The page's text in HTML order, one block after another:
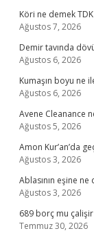
Köri ne demek TDK
Ağustos 7, 2026
Demir tavında
Ağustos 6, 2026
Kumaşın boyu ne
Ağustos 6, 2026
Avene Cleanance
Ağustos 5, 2026
Amon Kur’an’da
Ağustos 3, 2026
Ablasının eşine ne
Ağustos 3, 2026
689 borç mu çalişir
Temmuz 30, 2026